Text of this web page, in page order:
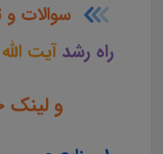
سوالات
راه رشدآیت
و لینک